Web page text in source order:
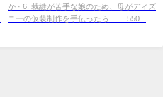
か · 6. 裁縫が苦手な娘のため、母がディズ
ニーの仮装制作を手伝ったら…… 550...